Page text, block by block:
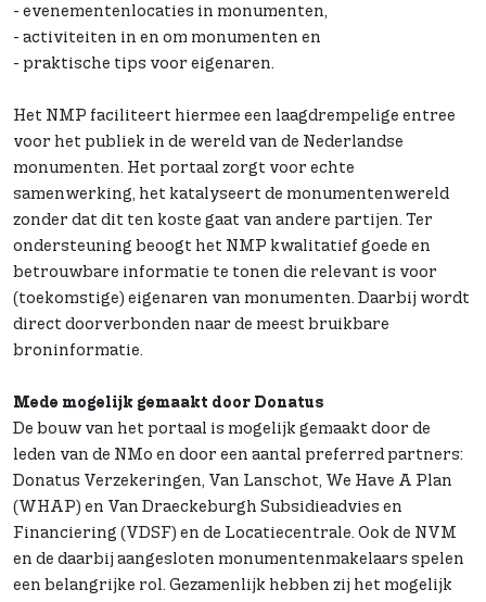
- evenementenlocaties in monumenten,
- activiteiten in en om monumenten en
- praktische tips voor eigenaren.
Het NMP faciliteert hiermee een laagdrempelige entree
voor het publiek in de wereld van de Nederlandse
monumenten. Het portaal zorgt voor echte
samenwerking, het katalyseert de monumentenwereld
zonder dat dit ten koste gaat van andere partijen. Ter
ondersteuning beoogt het NMP kwalitatief goede en
betrouwbare informatie te tonen die relevant is voor
(toekomstige) eigenaren van monumenten. Daarbij wordt
direct doorverbonden naar de meest bruikbare
broninformatie.
Mede mogelijk gemaakt door Donatus
De bouw van het portaal is mogelijk gemaakt door de
leden van de NMo en door een aantal preferred partners:
Donatus Verzekeringen, Van Lanschot, We Have A Plan
(WHAP) en Van Draeckeburgh Subsidieadvies en
Financiering (VDSF) en de Locatiecentrale. Ook de NVM
en de daarbij aangesloten monumentenmakelaars spelen
een belangrijke rol. Gezamenlijk hebben zij het mogelijk